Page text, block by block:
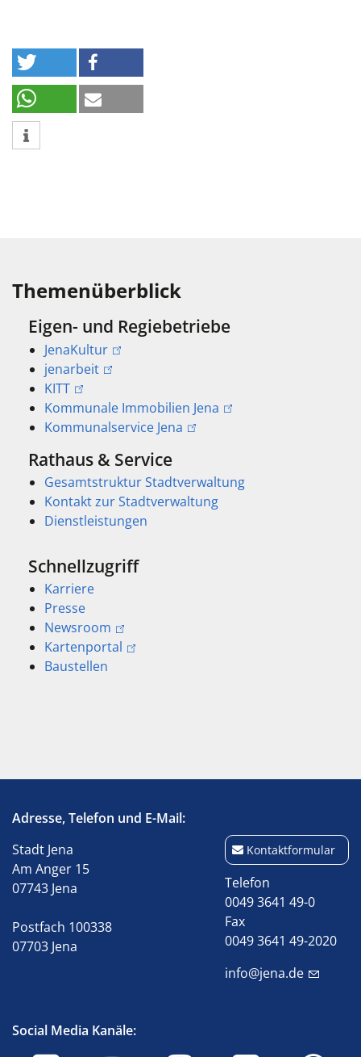
Themenüberblick
Eigen- und Regiebetriebe
JenaKultur
jenarbeit
KITT
Kommunale Immobilien Jena
Kommunalservice Jena
Rathaus & Service
Gesamtstruktur Stadtverwaltung
Kontakt zur Stadtverwaltung
Dienstleistungen
Schnellzugriff
Karriere
Presse
Newsroom
Kartenportal
Baustellen
Adresse, Telefon und E-Mail:
Stadt Jena
Am Anger 15
07743 Jena
Postfach 100338
07703 Jena
Kontaktformular
Telefon
0049 3641 49-0
Fax
0049 3641 49-2020
info@jena.de
Social Media Kanäle: